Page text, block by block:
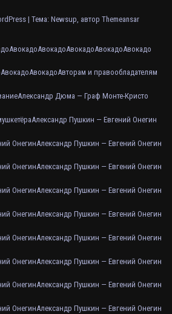
| Тема: Newsup, автор Themeansar
АвокадоАвокадоАвокадоАвокадоАвокадо
АвокадоАвокадоАвторам и правообладателям
Александр Дюма — Граф Монте-Кристо
Александр Пушкин — Евгений Онегин
ОнегинАлександр Пушкин — Евгений Онегин
ОнегинАлександр Пушкин — Евгений Онегин
ОнегинАлександр Пушкин — Евгений Онегин
ОнегинАлександр Пушкин — Евгений Онегин
ОнегинАлександр Пушкин — Евгений Онегин
ОнегинАлександр Пушкин — Евгений Онегин
ОнегинАлександр Пушкин — Евгений Онегин
ОнегинАлександр Пушкин — Евгений Онегин